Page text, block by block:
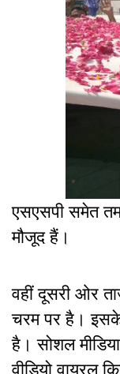
एसएसपी समेत
मौजूद हैं।
वहीं दूसरी ओर
चरम पर है।
है। सोशल
वीडियो वायरल